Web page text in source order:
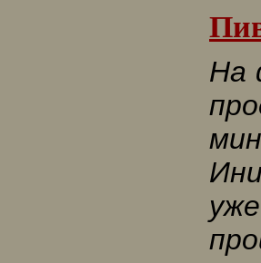
На